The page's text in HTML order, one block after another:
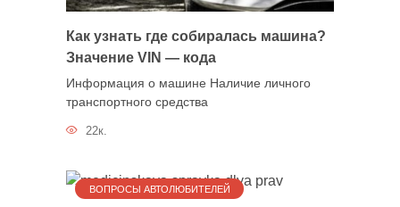
Как узнать где собиралась машина?
Значение VIN — кода
Информация о машине Наличие личного
транспортного средства
22к.
ВОПРОСЫ АВТОЛЮБИТЕЛЕЙ